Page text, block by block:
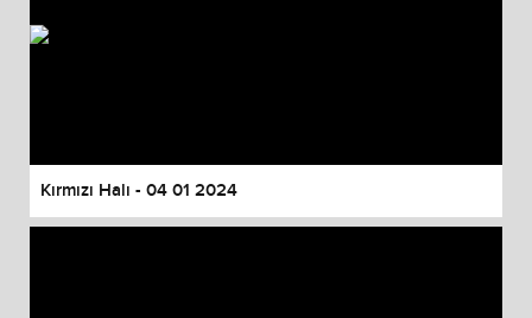
Kırmızı Halı - 04 01 2024